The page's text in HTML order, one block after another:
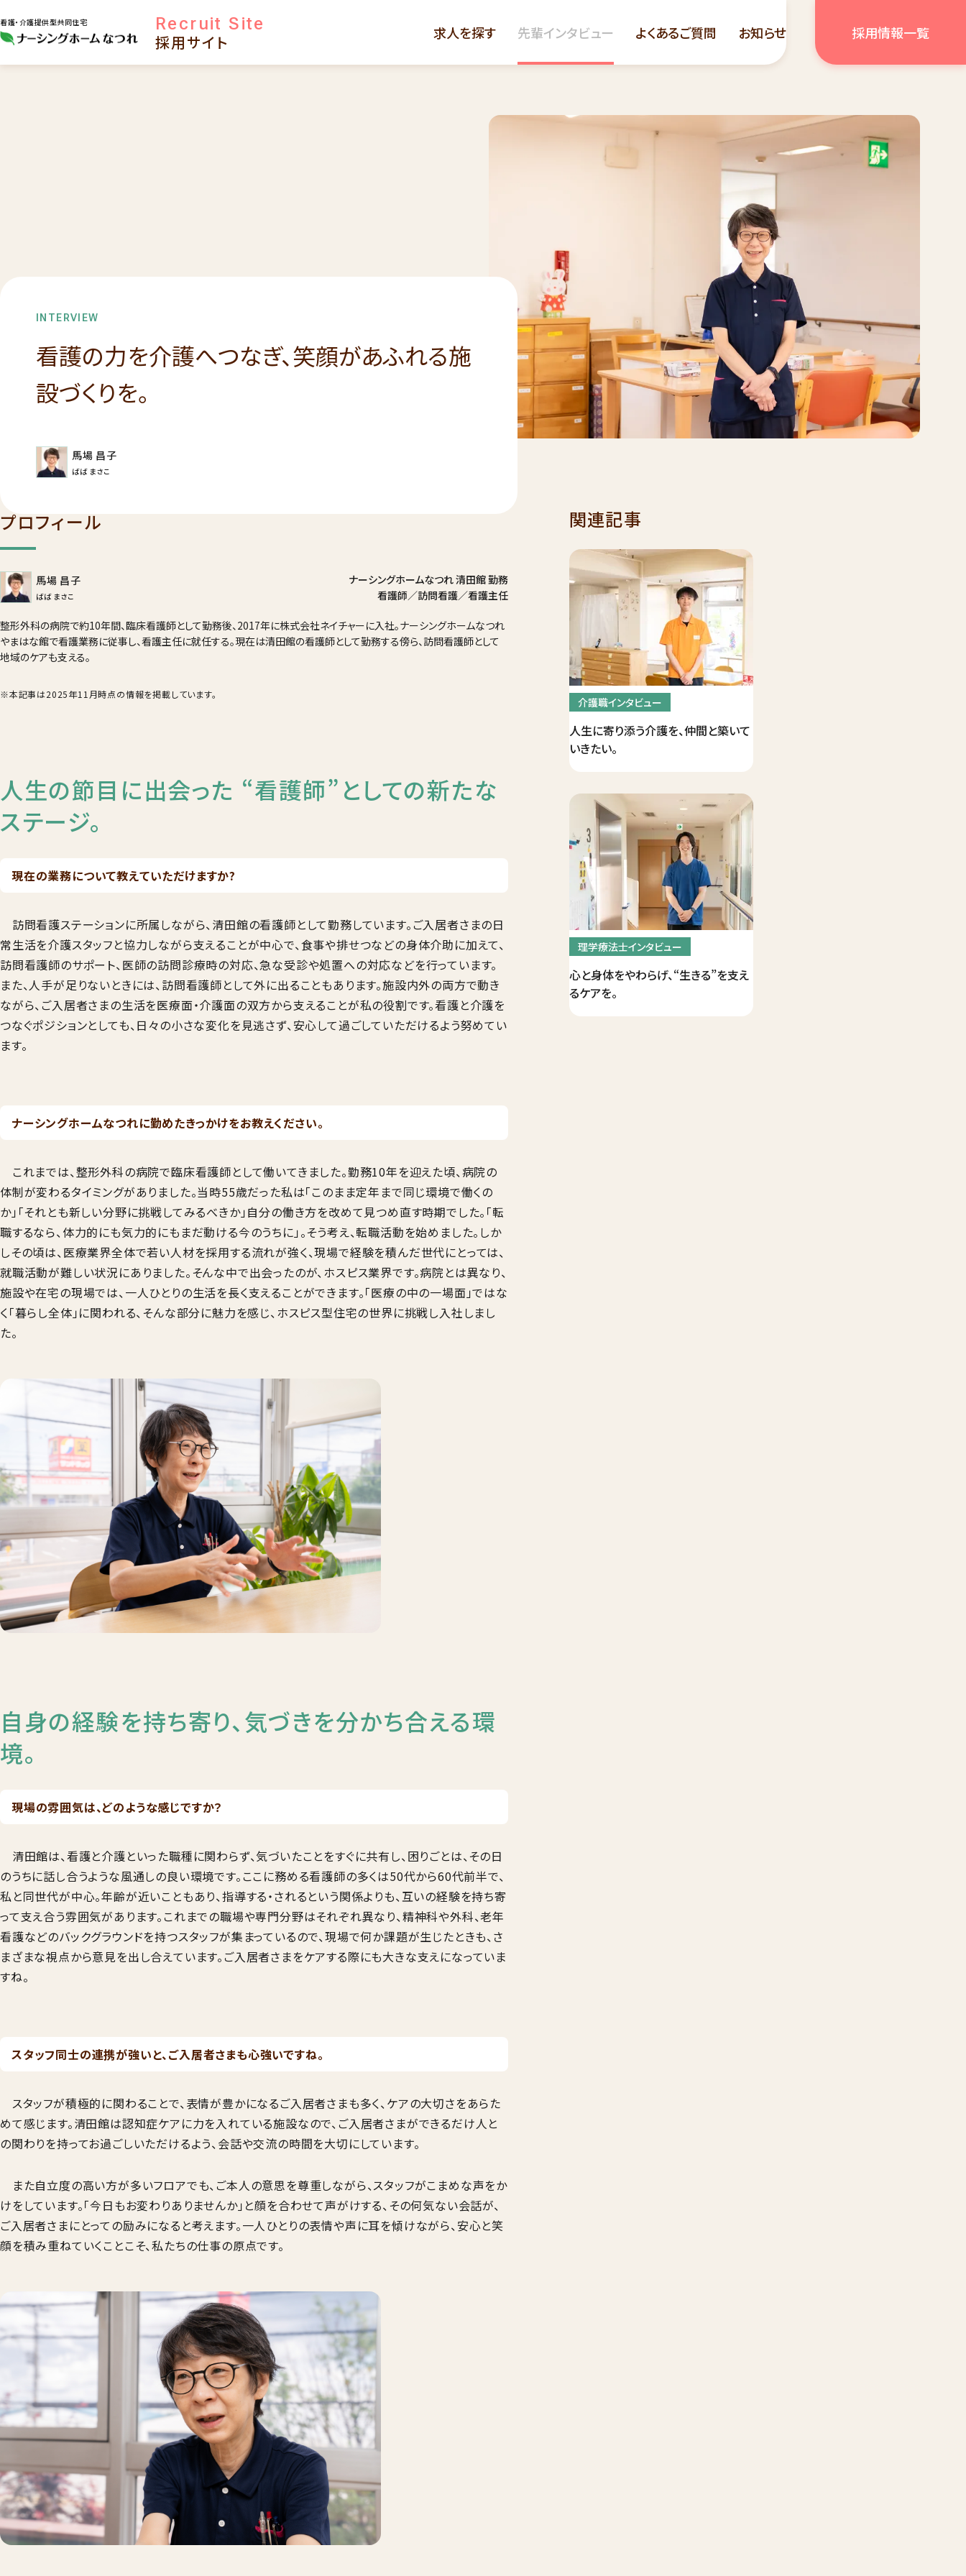
看護・介護提供型共同住宅 Recruit Site
採用サイト 求人を探す 先輩インタビュー よくあるご質問 お知らせ 採用情報一覧
INTERVIEW
看護の力を介護へつなぎ、笑顔があふれる施
設づくりを。
馬場 昌子
ばば まさこ
プロフィール
馬場 昌子
ばば まさこ
ナーシングホームなつれ 清田館 勤務
看護師／訪問看護／看護主任
整形外科の病院で約10年間、臨床看護師として勤務後、2017年に株式会社ネイチャーに入社。ナーシングホームなつれ
やまはな館で看護業務に従事し、看護主任に就任する。現在は清田館の看護師として勤務する傍ら、訪問看護師として
地域のケアも支える。
※本記事は2025年11月時点の情報を掲載しています。
人生の節目に出会った “看護師”としての新たな
ステージ。
現在の業務について教えていただけますか?
訪問看護ステーションに所属しながら、清田館の看護師として勤務しています。ご入居者さまの日
常生活を介護スタッフと協力しながら支えることが中心で、食事や排せつなどの身体介助に加えて、
訪問看護師のサポート、医師の訪問診療時の対応、急な受診や処置への対応などを行っています。
また、人手が足りないときには、訪問看護師として外に出ることもあります。施設内外の両方で動き
ながら、ご入居者さまの生活を医療面・介護面の双方から支えることが私の役割です。看護と介護を
つなぐポジションとしても、日々の小さな変化を見逃さず、安心して過ごしていただけるよう努めてい
ます。
ナーシングホームなつれに勤めたきっかけをお教えください。
これまでは、整形外科の病院で臨床看護師として働いてきました。勤務10年を迎えた頃、病院の
体制が変わるタイミングがありました。当時55歳だった私は「このまま定年まで同じ環境で働くの
か」「それとも新しい分野に挑戦してみるべきか」自分の働き方を改めて見つめ直す時期でした。「転
職するなら、体力的にも気力的にもまだ動ける今のうちに」。そう考え、転職活動を始めました。しか
しその頃は、医療業界全体で若い人材を採用する流れが強く、現場で経験を積んだ世代にとっては、
就職活動が難しい状況にありました。そんな中で出会ったのが、ホスピス業界です。病院とは異なり、
施設や在宅の現場では、一人ひとりの生活を長く支えることができます。「医療の中の一場面」ではな
く「暮らし全体」に関われる、そんな部分に魅力を感じ、ホスピス型住宅の世界に挑戦し入社しまし
た。
自身の経験を持ち寄り、気づきを分かち合える環
境。
現場の雰囲気は、どのような感じですか？
清田館は、看護と介護といった職種に関わらず、気づいたことをすぐに共有し、困りごとは、その日
のうちに話し合うような風通しの良い環境です。ここに務める看護師の多くは50代から60代前半で、
私と同世代が中心。年齢が近いこともあり、指導する・されるという関係よりも、互いの経験を持ち寄
って支え合う雰囲気があります。これまでの職場や専門分野はそれぞれ異なり、精神科や外科、老年
看護などのバックグラウンドを持つスタッフが集まっているので、現場で何か課題が生じたときも、さ
まざまな視点から意見を出し合えています。ご入居者さまをケアする際にも大きな支えになっていま
すね。
スタッフ同士の連携が強いと、ご入居者さまも心強いですね。
スタッフが積極的に関わることで、表情が豊かになるご入居者さまも多く、ケアの大切さをあらた
めて感じます。清田館は認知症ケアに力を入れている施設なので、ご入居者さまができるだけ人と
の関わりを持ってお過ごしいただけるよう、会話や交流の時間を大切にしています。
また自立度の高い方が多いフロアでも、ご本人の意思を尊重しながら、スタッフがこまめな声をか
けをしています。「今日もお変わりありませんか」と顔を合わせて声がけする、その何気ない会話が、
ご入居者さまにとっての励みになると考えます。一人ひとりの表情や声に耳を傾けながら、安心と笑
顔を積み重ねていくことこそ、私たちの仕事の原点です。
関連記事
介護職インタビュー
人生に寄り添う介護を、仲間と築いて
いきたい。
理学療法士インタビュー
心と身体をやわらげ、“生きる”を支え
るケアを。